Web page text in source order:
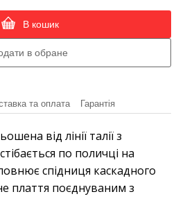
В кошик
та оплата Гарантія
від лінії талії з
по поличці на
спідниця каскадного
плаття поєднуваним з